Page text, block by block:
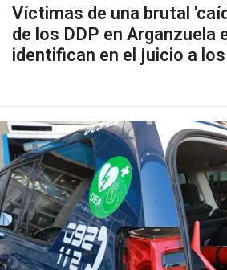
Víctimas de una brutal
de los DDP en Arganzuela
identifican en el juicio a